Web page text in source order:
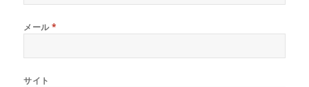
メール*
サイト